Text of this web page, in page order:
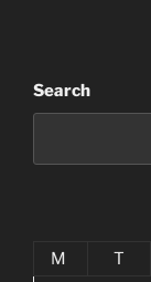
Search
M
T